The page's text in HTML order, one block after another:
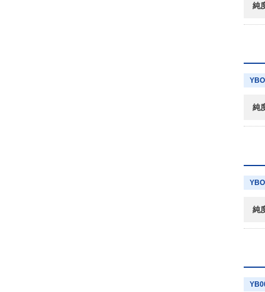
純
純
純